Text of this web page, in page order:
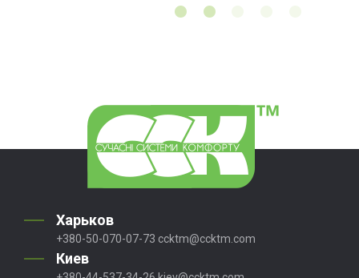
Харьков
+380-50-070-07-73 ccktm@ccktm.com
Киев